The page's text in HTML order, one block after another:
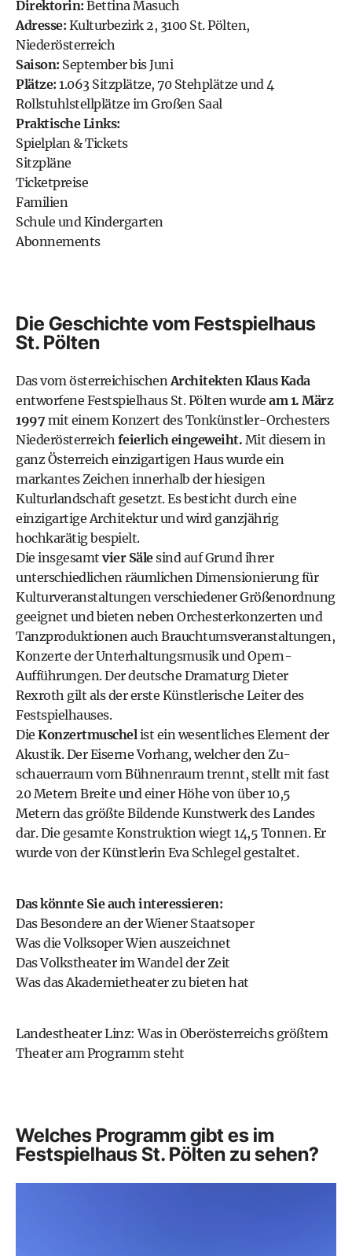
Direktorin: Bettina Masuch
Adresse: Kulturbezirk 2, 3100 St. Pölten,
Niederösterreich
Saison: September bis Juni
Plätze: 1.063 Sitzplätze, 70 Stehplätze und 4
Rollstuhlstellplätze im Großen Saal
Praktische Links:
Spielplan & Tickets
Sitzpläne
Ticketpreise
Familien
Schule und Kindergarten
Abonnements
Die Geschichte vom Festspielhaus
St. Pölten
Das vom österreichischen Architekten Klaus Kada
entworfene Festspielhaus St. Pölten wurde am 1. März
1997 mit einem Konzert des Tonkünstler-Orchesters
Niederösterreich feierlich eingeweiht. Mit diesem in
ganz Österreich einzigartigen Haus wurde ein
markantes Zeichen innerhalb der hiesigen
Kulturlandschaft gesetzt. Es besticht durch eine
einzigartige Architektur und wird ganzjährig
hochkarätig bespielt.
Die insgesamt vier Sälesind auf Grund ihrer
unterschiedlichen räumlichen Dimensionierung für
Kulturveranstaltungen verschiedener Größenordnung
geeignet und bieten neben Orchesterkonzerten und
Tanzproduktionen auch Brauchtumsveranstaltungen,
Konzerte der Unterhaltungsmusik und Opern-
Aufführungen. Der deutsche Dramaturg Dieter
Rexroth gilt als der erste Künstlerische Leiter des
Festspielhauses.
Die Konzertmuschel ist ein wesentliches Element der
Akustik. Der Eiserne Vorhang, welcher den Zu-
schauerraum vom Bühnenraum trennt, stellt mit fast
20 Metern Breite und einer Höhe von über 10,5
Metern das größte Bildende Kunstwerk des Landes
dar. Die gesamte Konstruktion wiegt 14,5 Tonnen. Er
wurde von der Künstlerin Eva Schlegel gestaltet.
Das könnte Sie auch interessieren:
Das Besondere an der Wiener Staatsoper
Was die Volksoper Wien auszeichnet
Das Volkstheater im Wandel der Zeit
Was das Akademietheater zu bieten hat
Landestheater Linz: Was in Oberösterreichs größtem
Theater am Programm steht
Welches Programm gibt es im
Festspielhaus St. Pölten zu sehen?